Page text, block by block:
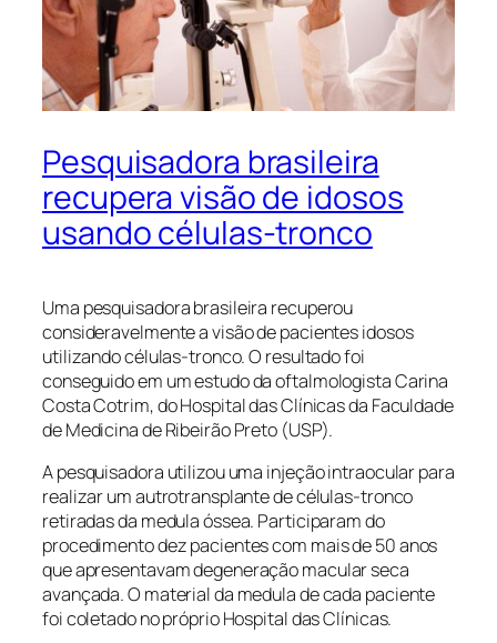
Pesquisadora brasileira
recupera visão de idosos
usando células-tronco
Uma pesquisadora brasileira recuperou
consideravelmente a visão de pacientes idosos
utilizando células-tronco. O resultado foi
conseguido em um estudo da oftalmologista Carina
Costa Cotrim, do Hospital das Clínicas da Faculdade
de Medicina de Ribeirão Preto (USP).
A pesquisadora utilizou uma injeção intraocular para
realizar um autrotransplante de células-tronco
retiradas da medula óssea. Participaram do
procedimento dez pacientes com mais de 50 anos
que apresentavam degeneração macular seca
avançada. O material da medula de cada paciente
foi coletado no próprio Hospital das Clínicas.